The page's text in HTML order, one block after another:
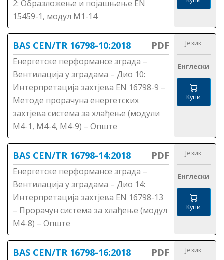
2: Образложење и појашњење ЕN
15459-1, модул М1-14
BAS CEN/TR 16798-10:2018 PDF
Енергетске перформансе зграда –
Вентилација у зградама – Дио 10:
Интерпретација захтјева ЕN 16798-9 –
Методе прорачуна енергетских
захтјева система за хлађење (модули
М4-1, М4-4, М4-9) – Опште
Језик
Енглески
Купи
BAS CEN/TR 16798-14:2018 PDF
Енергетске перформансе зграда –
Вентилација у зградама – Дио 14:
Интерпретација захтјева ЕN 16798-13
– Прорачун система за хлађење (модул
М4-8) – Опште
Језик
Енглески
Купи
BAS CEN/TR 16798-16:2018 PDF Језик